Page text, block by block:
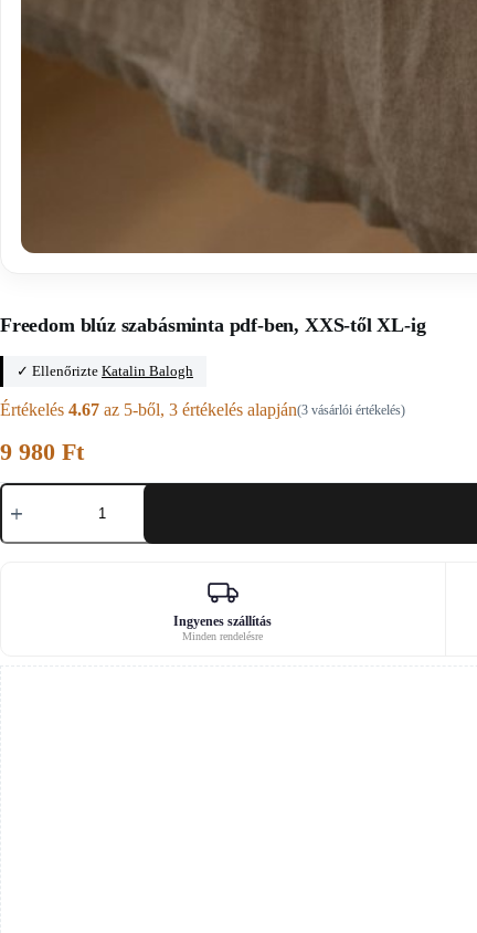
Freedom blúz szabásminta pdf-ben, XXS-től XL-ig
✓ Ellenőrizte Katalin Balogh
Értékelés 4.67 az 5-ből, 3 értékelés alapján(3 vásárlói értékelés)
9 980 Ft
Freedom
blúz
pdf-
Ingyenes szállítás
Minden rendelésre